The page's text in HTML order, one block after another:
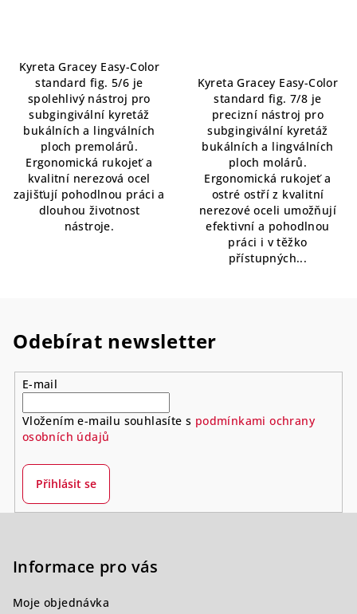
z
5
hvězdiček.
Kyreta Gracey Easy-Color
standard fig. 5/6 je
spolehlivý nástroj pro
subgingivální kyretáž
bukálních a lingválních
ploch premolárů.
Ergonomická rukojeť a
kvalitní nerezová ocel
zajišťují pohodlnou práci a
dlouhou životnost
nástroje.
z
5
hvězdiček.
Kyreta Gracey Easy-Color
standard fig. 7/8 je
precizní nástroj pro
subgingivální kyretáž
bukálních a lingválních
ploch molárů.
Ergonomická rukojeť a
ostré ostří z kvalitní
nerezové oceli umožňují
efektivní a pohodlnou
práci i v těžko
přístupných...
Odebírat newsletter
E-mail
Vložením e-mailu souhlasíte s podmínkami ochrany
osobních údajů
Přihlásit se
Informace pro vás
Moje objednávka